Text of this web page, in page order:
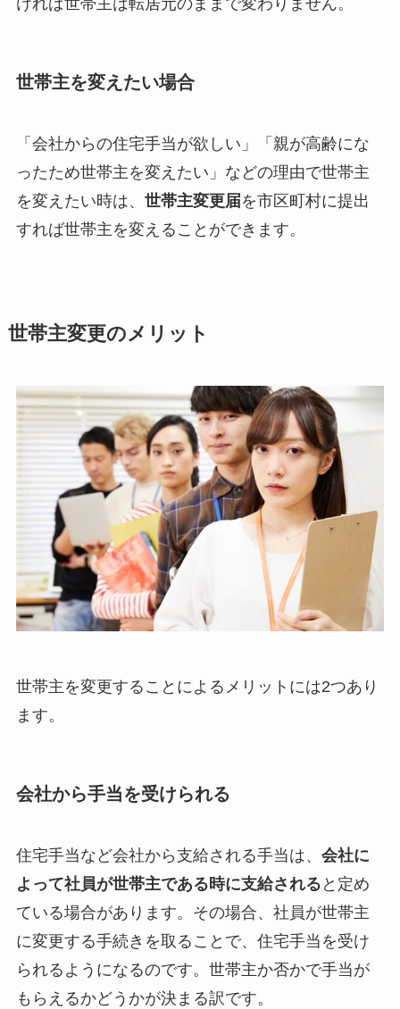
世帯主を変えたい場合
「会社からの住宅手当が欲しい」「親が高齢にな
ったため世帯主を変えたい」などの理由で世帯主
を変えたい時は、 世帯主変更届を市区町村に提出
すれば世帯主を変えることができます。
世帯主変更のメリット
世帯主を変更することによるメリットには2つあり
ます。
会社から手当を受けられる
住宅手当など会社から支給される手当は、 会社に
よって社員が世帯主である時に支給される と定め
ている場合があります。その場合、社員が世帯主
に変更する手続きを取ることで、住宅手当を受け
られるようになるのです。世帯主か否かで手当が
もらえるかどうかが決まる訳です。